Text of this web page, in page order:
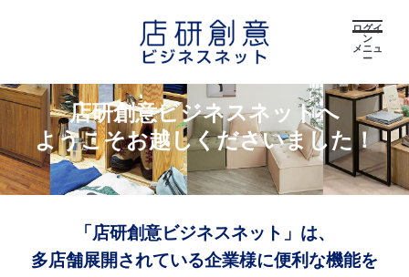
ログイ
ン
メニュ
ー
店研創意ビジネスネットへ
ようこそお越しくださいました！
「店研創意ビジネスネット」は、
多店舗展開されている企業様に便利な機能を